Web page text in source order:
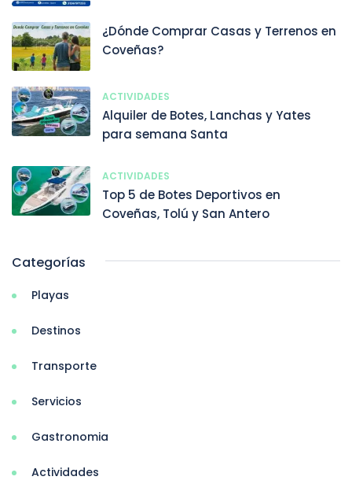
¿Dónde Comprar Casas y Terrenos en
Coveñas?
ACTIVIDADES
Alquiler de Botes, Lanchas y Yates
para semana Santa
ACTIVIDADES
Top 5 de Botes Deportivos en
Coveñas, Tolú y San Antero
Categorías
Playas
Destinos
Transporte
Servicios
Gastronomia
Actividades